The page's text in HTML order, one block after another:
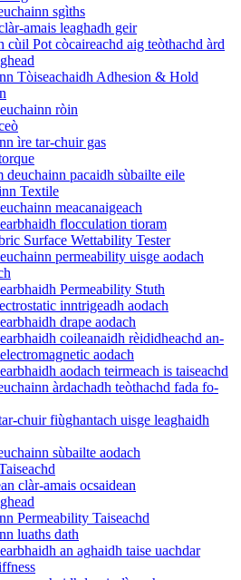
sgìths
amais leaghadh geir
cùil Pot còcaireachd aig teòthachd àrd
Tòiseachaidh Adhesion & Hold
ròin
ìre tar-chuir gas
deuchainn pacaidh sùbailte eile
Textile
meacanaigeach
flocculation tioram
Surface Wettability Tester
permeability uisge aodach
Permeability Stuth
inntrigeadh aodach
drape aodach
coileanaidh rèididheachd an-
aodach
aodach teirmeach is taiseachd
àrdachadh teòthachd fada fo-
chuir fiùghantach uisge leaghaidh
sùbailte aodach
clàr-amais ocsaidean
Permeability Taiseachd
luaths dath
an aghaidh taise uachdar